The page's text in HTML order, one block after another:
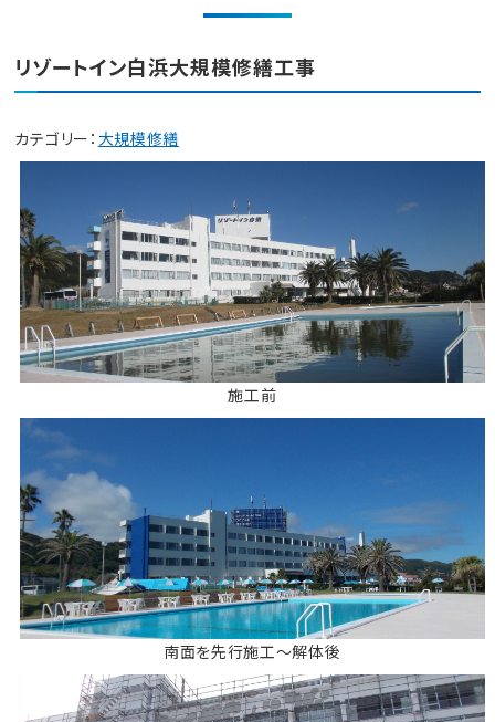
リゾートイン白浜大規模修繕工事
カテゴリー： 大規模修繕
施工前
南面を先行施工～解体後